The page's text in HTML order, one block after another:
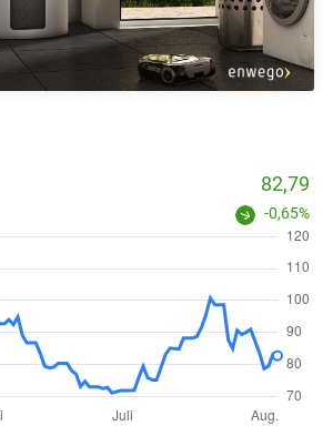
82,79
-0,65%